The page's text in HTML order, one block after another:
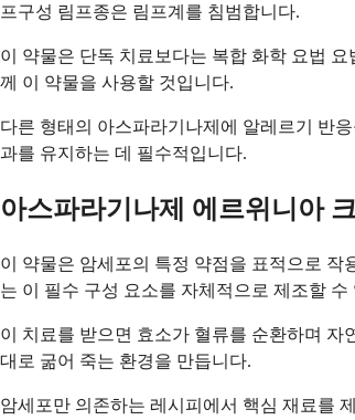
프구성 림프종은 림프계를 침범합니다.
이 약물은 단독 치료보다는 복합 화학 요법
께 이 약물을 사용할 것입니다.
다른 형태의 아스파라기나제에 알레르기 반
과를 유지하는 데 필수적입니다.
아스파라기나제 에르위니아
이 약물은 암세포의 특정 약점을 표적으로
는 이 필수 구성 요소를 자체적으로 제조할 수
이 치료를 받으면 효소가 혈류를 순환하며
대로 굶어 죽는 환경을 만듭니다.
암세포만 의존하는 레시피에서 핵심 재료를